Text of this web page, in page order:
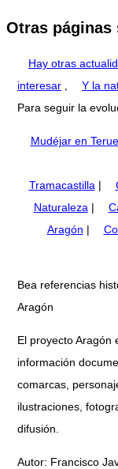
Otras páginas
Hay otras
interesar
Y la
Para seguir la
Mudéjar en
Tramacastilla |
Naturaleza |
Aragón |
Bea referencias
Aragón
El proyecto Aragón
información
comarcas,
ilustraciones,
difusión.
Autor: Francisco